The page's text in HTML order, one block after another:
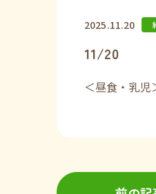
2025.11.20
11/20
＜昼食・乳